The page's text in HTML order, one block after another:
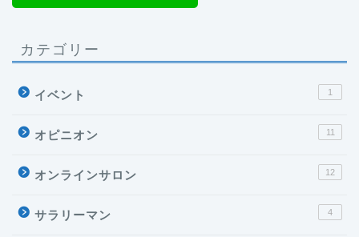
カテゴリー
イベント 1
オピニオン 11
オンラインサロン 12
サラリーマン 4